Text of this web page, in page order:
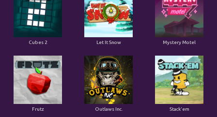
Cubes 2 Let It Snow Mystery Motel
Frutz Outlaws Inc. Stack'em